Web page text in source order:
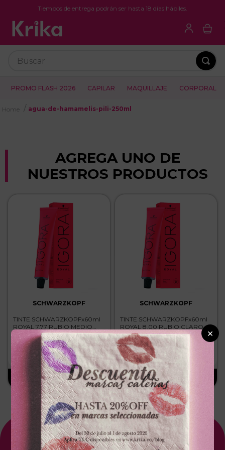
Tiempos de entrega podrán ser hasta 18 días hábiles.
PROMO FLASH 2026 CAPILAR MAQUILLAJE CORPORAL
agua-de-hamamelis-pili-250ml
AGREGA UNO DE
NUESTROS PRODUCTOS
SCHWARZKOPF
TINTE SCHWARZKOPFx60ml
ROYAL 7.77 RUBIO MEDIO
COBRIZO INTENSO
$ 25 . 300 ＋
－
SCHWARZKOPF
TINTE SCHWARZKOPFx60ml
ROYAL 8.00 RUBIO CLARO
INTENSO
$ 25.300 －
Suscríbete A Nuestro NewsLetter
×